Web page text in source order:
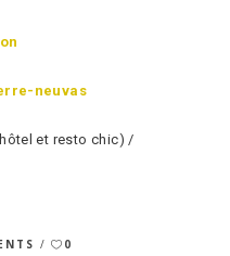
neuvas
et resto chic) /
0